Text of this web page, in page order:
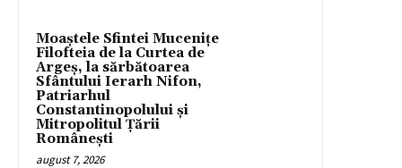
Moaștele Sfintei Mucenițe
Filofteia de la Curtea de
Argeș, la sărbătoarea
Sfântului Ierarh Nifon,
Patriarhul
Constantinopolului și
Mitropolitul Țării
Românești
august 7, 2026